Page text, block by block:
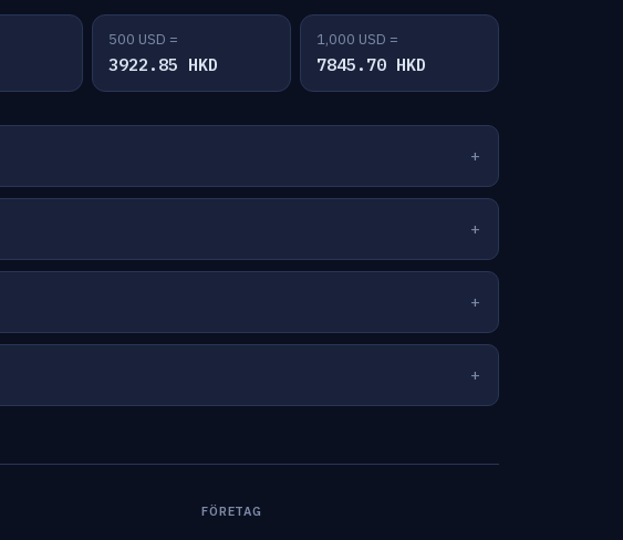
500 USD =
3922.85 HKD
1,000 USD =
7845.70 HKD
FÖRETAG